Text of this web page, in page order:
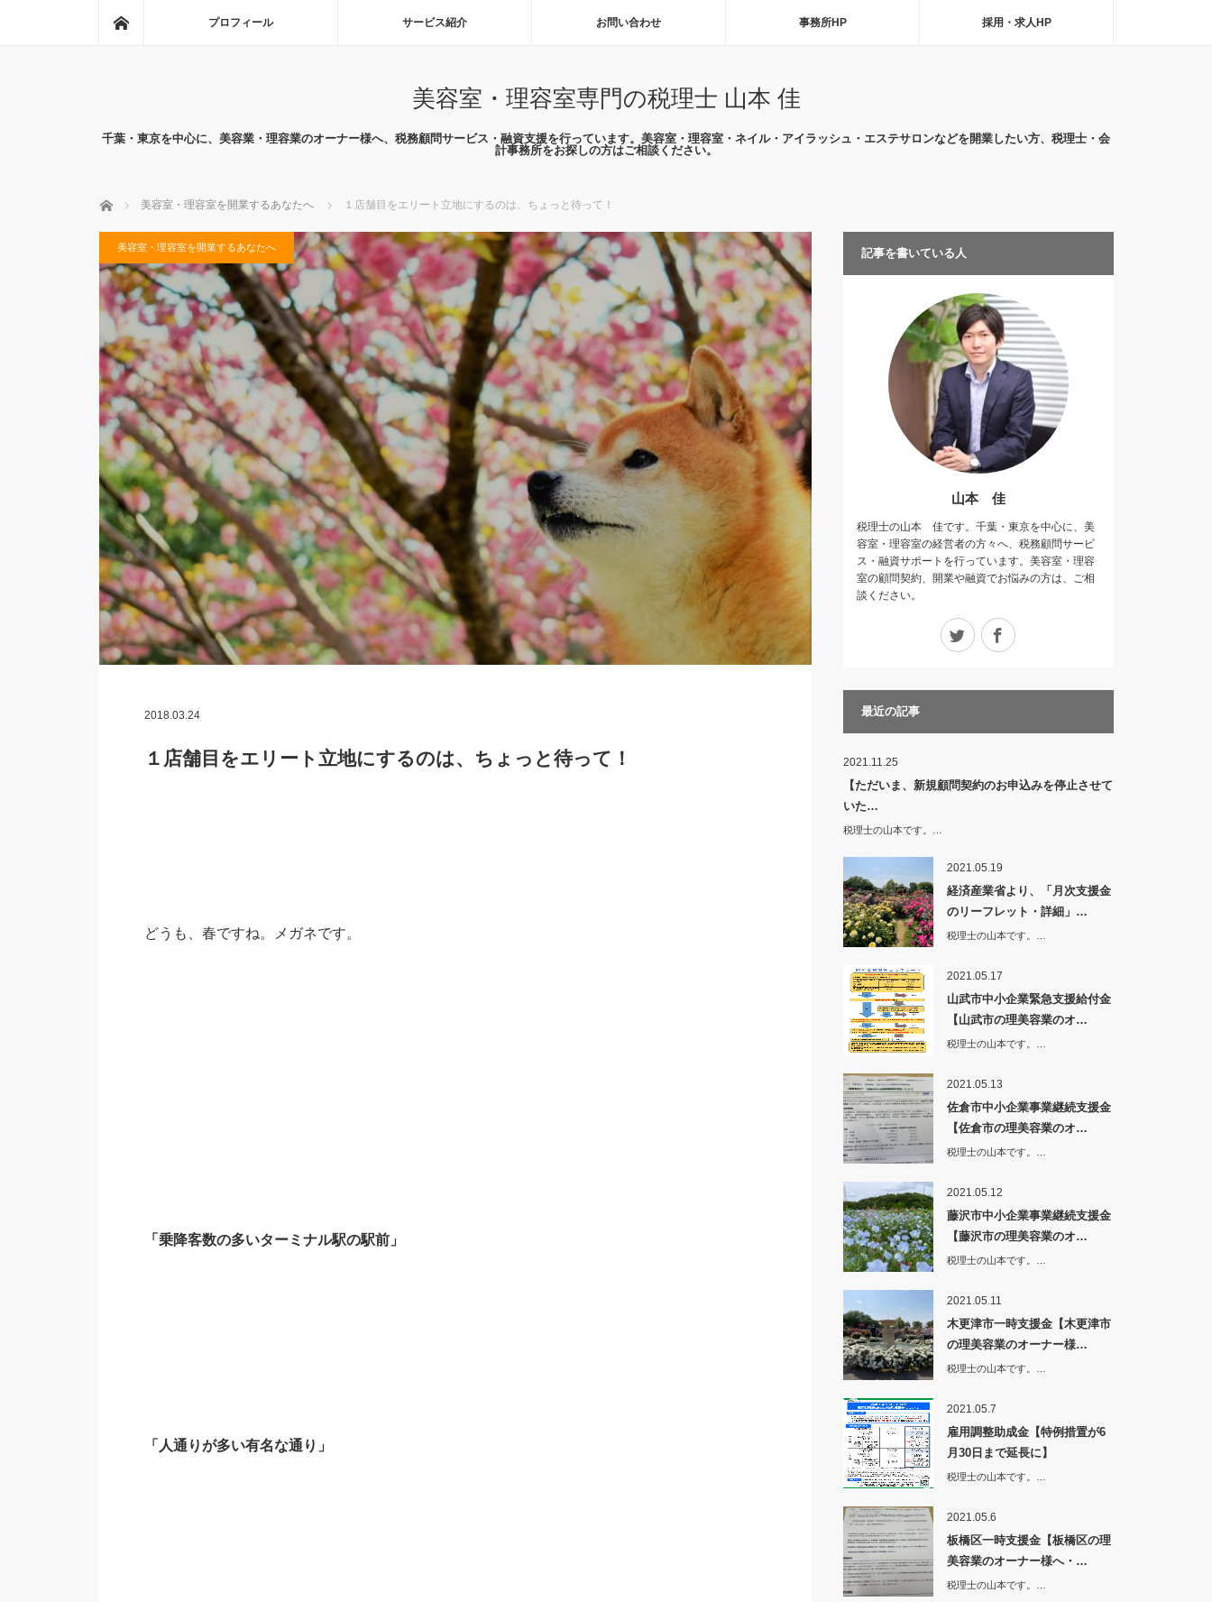
プロフィール サービス紹介 お問い合わせ 事務所HP 採用・求人HP
美容室・理容室専門の税理士 山本 佳
千葉・東京を中心に、美容業・理容業のオーナー様へ、税務顧問サービス・融資支援を行っています。美容室・理容室・ネイル・アイラッシュ・エステサロンなどを開業したい方、税理士・会
計事務所をお探しの方はご相談ください。
ホーム 美容室・理容室を開業するあなたへ １店舗目をエリート立地にするのは、ちょっと待って！
美容室・理容室を開業するあなたへ
2018.03.24
１店舗目をエリート立地にするのは、ちょっと待って！
どうも、春ですね。メガネです。
「乗降客数の多いターミナル駅の駅前」
「人通りが多い有名な通り」
記事を書いている人
山本 佳
税理士の山本 佳です。千葉・東京を中心に、美
容室・理容室の経営者の方々へ、税務顧問サービ
ス・融資サポートを行っています。美容室・理容
室の顧問契約、開業や融資でお悩みの方は、ご相
談ください。
Twitter
最近の記事
2021.11.25
【ただいま、新規顧問契約のお申込みを停止させて
いた…
税理士の山本です。…
2021.05.19
経済産業省より、「月次支援金
のリーフレット・詳細」…
税理士の山本です。…
2021.05.17
山武市中小企業緊急支援給付金
【山武市の理美容業のオ…
税理士の山本です。…
2021.05.13
佐倉市中小企業事業継続支援金
【佐倉市の理美容業のオ…
税理士の山本です。…
2021.05.12
藤沢市中小企業事業継続支援金
【藤沢市の理美容業のオ…
税理士の山本です。…
2021.05.11
木更津市一時支援金【木更津市
の理美容業のオーナー様…
税理士の山本です。…
2021.05.7
雇用調整助成金【特例措置が6
月30日まで延長に】
税理士の山本です。…
2021.05.6
板橋区一時支援金【板橋区の理
美容業のオーナー様へ・…
税理士の山本です。…